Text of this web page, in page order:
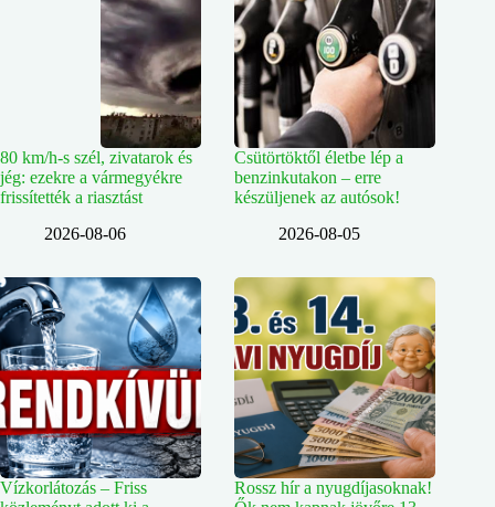
80 km/h-s szél, zivatarok és
jég: ezekre a vármegyékre
frissítették a riasztást
2026-08-06
Csütörtöktől életbe lép a
benzinkutakon – erre
készüljenek az autósok!
2026-08-05
Vízkorlátozás – Friss
Rossz hír a nyugdíjasoknak!